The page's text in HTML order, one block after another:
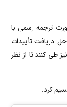
ترجمه رسمی با
دریافت تأییدات
طی کنند تا از نظر
کرد.